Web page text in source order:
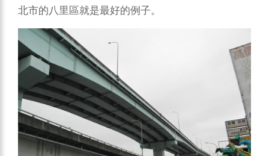
北市的八里區就是最好的例子。